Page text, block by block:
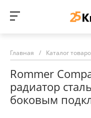
Главная / Каталог
Rommer
радиатор
боковым